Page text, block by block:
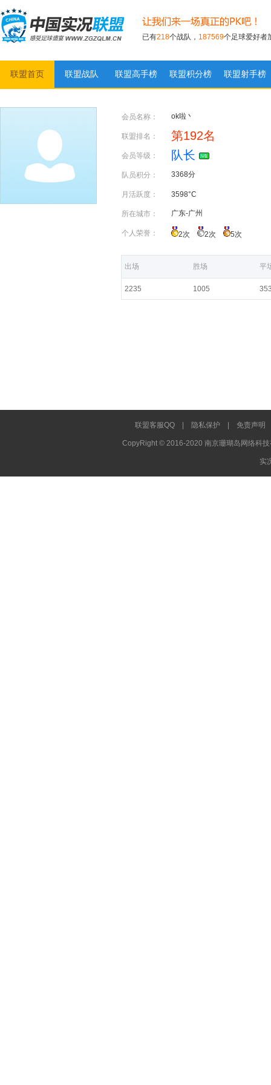
实况足球联盟
已有218个战队， 187569个足球爱好者
联盟首页 联盟战队 联盟高手榜 联盟积分榜 联盟射手榜
会员名称： ok啦丶
联盟排名： 第192名
会员等级： 队长
队员积分： 3368分
月活跃度： 3598°C
所在城市： 广东-广州
个人荣誉： 2次 2次 5次
出场 胜场 平
2235 1005
联盟客服QQ 隐私保护 免责声明
CopyRight © 2016-2020 南京珊瑚岛网络科
实